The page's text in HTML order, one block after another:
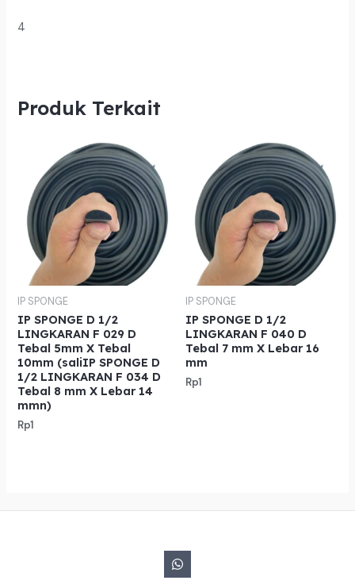
4
Produk Terkait
IP SPONGE
IP SPONGE D 1/2
LINGKARAN F 029 D
Tebal 5mm X Tebal
10mm (saliIP SPONGE D
1/2 LINGKARAN F 034 D
Tebal 8 mm X Lebar 14
mmn)
Rp1
IP SPONGE
IP SPONGE D 1/2
LINGKARAN F 040 D
Tebal 7 mm X Lebar 16
mm
Rp1